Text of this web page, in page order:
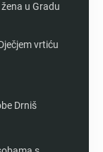
u Gradu
vrtiću
Drniš